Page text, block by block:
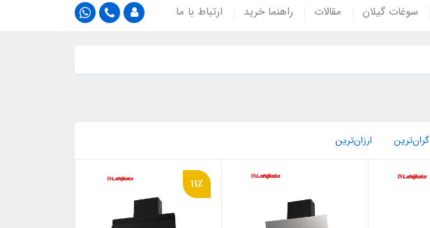
سوغات گیلان مقالات راهنما خرید ارتباط با ما
گران‌ترین ارزان‌ترین
11٪